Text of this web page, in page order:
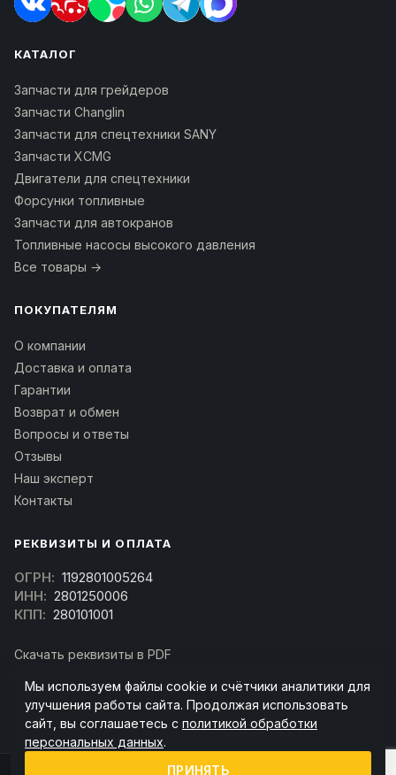
КАТАЛОГ
Запчасти для грейдеров
Запчасти Changlin
Запчасти для спецтехники SANY
Запчасти XCMG
Двигатели для спецтехники
Форсунки топливные
Запчасти для автокранов
Топливные насосы высокого давления
Все товары →
ПОКУПАТЕЛЯМ
О компании
Доставка и оплата
Гарантии
Возврат и обмен
Вопросы и ответы
Отзывы
Наш эксперт
Контакты
РЕКВИЗИТЫ И ОПЛАТА
ОГРН: 1192801005264
ИНН: 2801250006
КПП: 280101001
Скачать реквизиты в PDF
(Скачать договор)
Мы используем файлы cookie и счётчики аналитики для
улучшения работы сайта. Продолжая использовать
сайт, вы соглашаетесь с политикой обработки
персональных данных.
ПРИНЯТЬ